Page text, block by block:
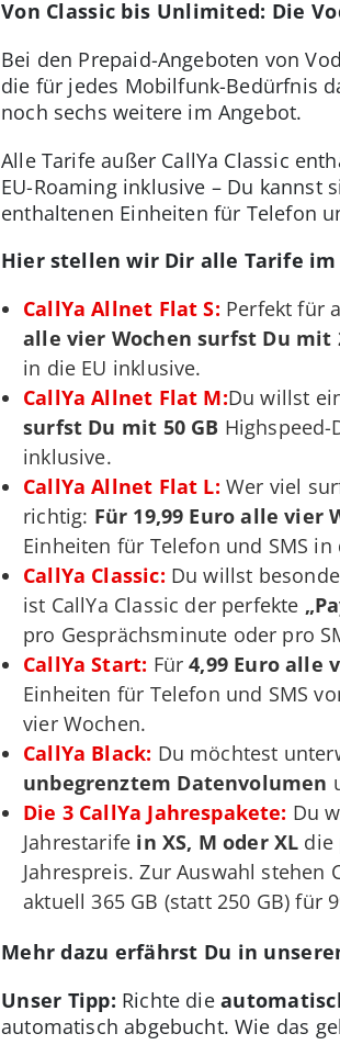
Von Classic bis Unlimited: Die
Bei den Prepaid-Angeboten von
die für jedes Mobilfunk-Bedürfnis
noch sechs weitere im Angebot.
Alle Tarife außer CallYa Classic
EU-Roaming inklusive – Du kannst
enthaltenen Einheiten für Telefon
Hier stellen wir Dir alle Tarife
CallYa Allnet Flat S: Perfekt für
alle vier Wochen surfst Du mit
in die EU inklusive.
CallYa Allnet Flat M:Du willst
surfst Du mit 50 GB Highspeed-
inklusive.
CallYa Allnet Flat L: Wer viel
richtig: Für 19,99 Euro alle vier
Einheiten für Telefon und SMS in
CallYa Classic: Du willst
ist CallYa Classic der perfekte
pro Gesprächsminute oder pro
CallYa Start: Für4,99 Euro alle
Einheiten für Telefon und SMS
vier Wochen.
CallYa Black: Du möchtest
unbegrenztem Datenvolumen
Die 3 CallYa Jahrespakete: Du
Jahrestarife in XS, M oder XL die
Jahrespreis. Zur Auswahl stehen
aktuell 365 GB (statt 250 GB) für
Mehr dazu erfährst Du in
Unser Tipp: Richte die
automatisch abgebucht. Wie das